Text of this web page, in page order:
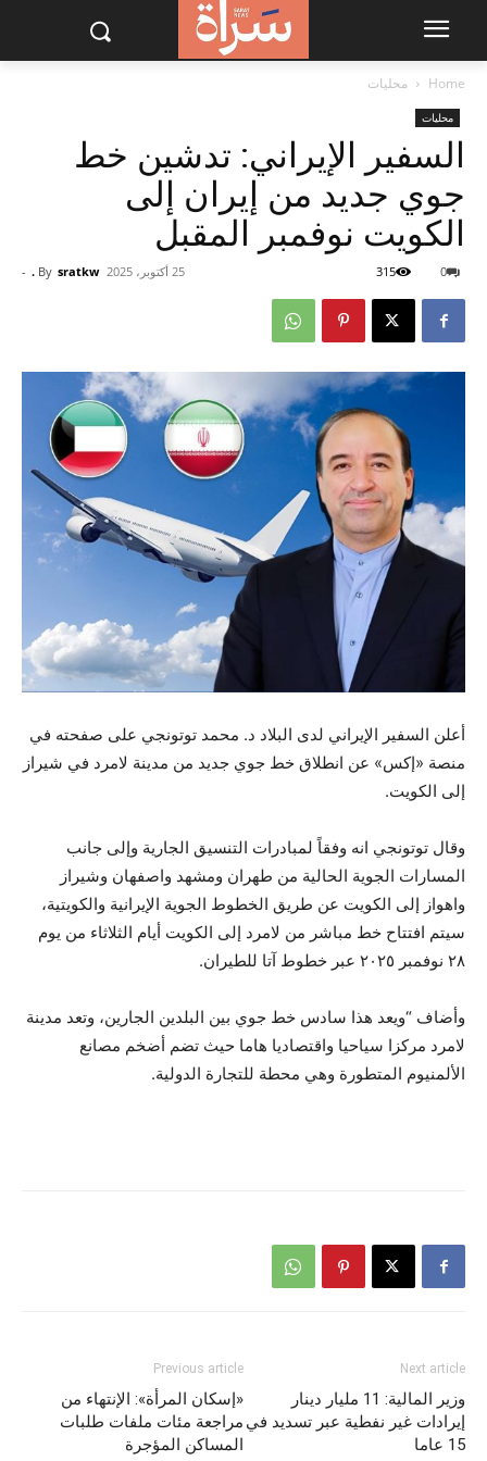
Home محليات
محليات
السفير الإيراني: تدشين خط
جوي جديد من إيران إلى
الكويت نوفمبر المقبل
By sratkw .
- 25 أكتوبر، 2025 0
315
أعلن السفير الإيراني لدى البلاد د. محمد توتونجي على صفحته في
منصة «إكس» عن انطلاق خط جوي جديد من مدينة لامرد في شيراز
إلى الكويت.
وقال توتونجي انه وفقاً لمبادرات التنسيق الجارية وإلى جانب
المسارات الجوية الحالية من طهران ومشهد واصفهان وشيراز
واهواز إلى الكويت عن طريق الخطوط الجوية الإيرانية والكويتية،
سيتم افتتاح خط مباشر من لامرد إلى الكويت أيام الثلاثاء من يوم
٢٨ نوفمبر ٢٠٢٥ عبر خطوط آتا للطيران.
وأضاف “ويعد هذا سادس خط جوي بين البلدين الجارين، وتعد مدينة
لامرد مركزا سياحيا واقتصاديا هاما حيث تضم أضخم مصانع
الألمنيوم المتطورة وهي محطة للتجارة الدولية.
Previous article
«إسكان المرأة»: الإنتهاء من
مراجعة مئات ملفات طلبات
المساكن المؤجرة
Next article
وزير المالية: 11 مليار دينار
إيرادات غير نفطية عبر تسديد في
15 عاما